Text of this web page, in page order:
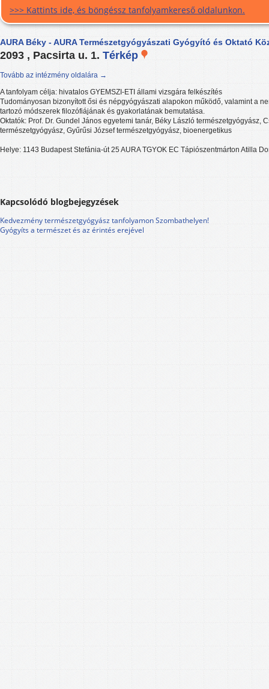
>>> Kattints ide, és böngéssz tanfolyamkereső oldalunkon.
AURA Béky - AURA Természetgyógyászati Gyógyító és Oktató
2093 , Pacsirta u. 1. Térkép
Tovább az intézmény oldalára →
A tanfolyam célja: hivatalos GYEMSZI-ETI állami vizsgára felkészítés
Tudományosan bizonyított ősi és népgyógyászati alapokon működő, valamint a
tartozó módszerek filozófiájának és gyakorlatának bemutatása.
Oktatók: Prof. Dr. Gundel János egyetemi tanár, Béky László természetgyógyász,
természetgyógyász, Gyűrűsi József természetgyógyász, bioenergetikus
Helye: 1143 Budapest Stefánia-út 25 AURA TGYOK EC Tápiószentmárton Atilla
Kapcsolódó blogbejegyzések
Kedvezmény természetgyógyász tanfolyamon Szombathelyen!
Gyógyíts a természet és az érintés erejével